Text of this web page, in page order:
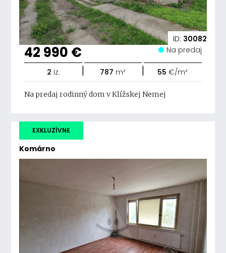
ID: 30082
42 990 € Na predaj
2 iz. | 787 m² | 55 €/m²
Na predaj rodinný dom v Klížskej Nemej
Komárno
EXKLUZÍVNE